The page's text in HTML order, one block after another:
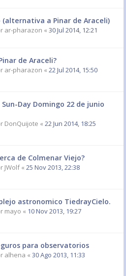
(alternativa a Pinar de Araceli)
ar-pharazon « 30 Jul 2014, 12:21
de Araceli?
ar-pharazon « 22 Jul 2014, 15:50
Day Domingo 22 de junio
DonQuijote « 22 Jun 2014, 18:25
de Colmenar Viejo?
JWolf« 25 Nov 2013, 22:38
astronomico TiedrayCielo.
mayo « 10 Nov 2013, 19:27
para observatorios
alhena « 30 Ago 2013, 11:33